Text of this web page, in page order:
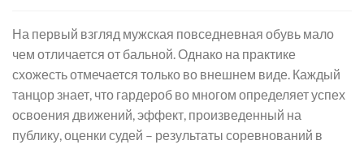
На первый взгляд мужская повседневная обувь мало
чем отличается от бальной. Однако на практике
схожесть отмечается только во внешнем виде. Каждый
танцор знает, что гардероб во многом определяет успех
освоения движений, эффект, произведенный на
публику, оценки судей – результаты соревнований в